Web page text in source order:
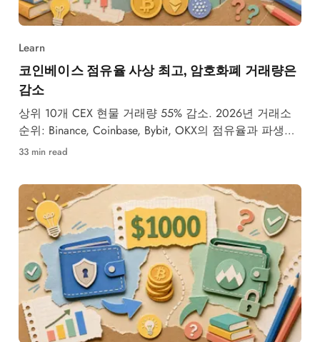
Learn
코인베이스 점유율 사상 최고, 암호화폐 거래량은
감소
상위 10개 CEX 현물 거래량 55% 감소. 2026년 거래소
순위: Binance, Coinbase, Bybit, OKX의 점유율과 파생상
품.
33 min read